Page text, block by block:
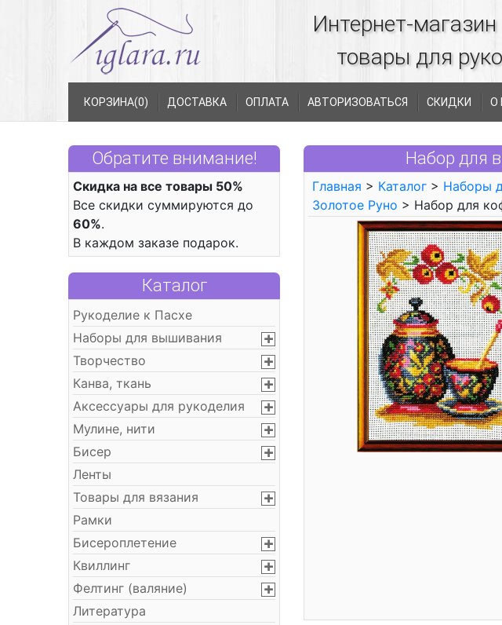
Интернет-
товары для
КОРЗИНА(0) ДОСТАВКА ОПЛАТА АВТОРИЗОВАТЬСЯ СКИДКИ О
Обратите внимание!
Скидка на все товары 50%
Все скидки суммируются до
60%.
В каждом заказе подарок.
Каталог
Рукоделие к Пасхе
Наборы для вышивания
Творчество
Канва, ткань
Аксессуары для рукоделия
Мулине, нити
Бисер
Ленты
Товары для вязания
Рамки
Бисероплетение
Квиллинг
Фелтинг (валяние)
Литература
Набор для
Главная > Каталог > Наборы
Золотое Руно > Набор для